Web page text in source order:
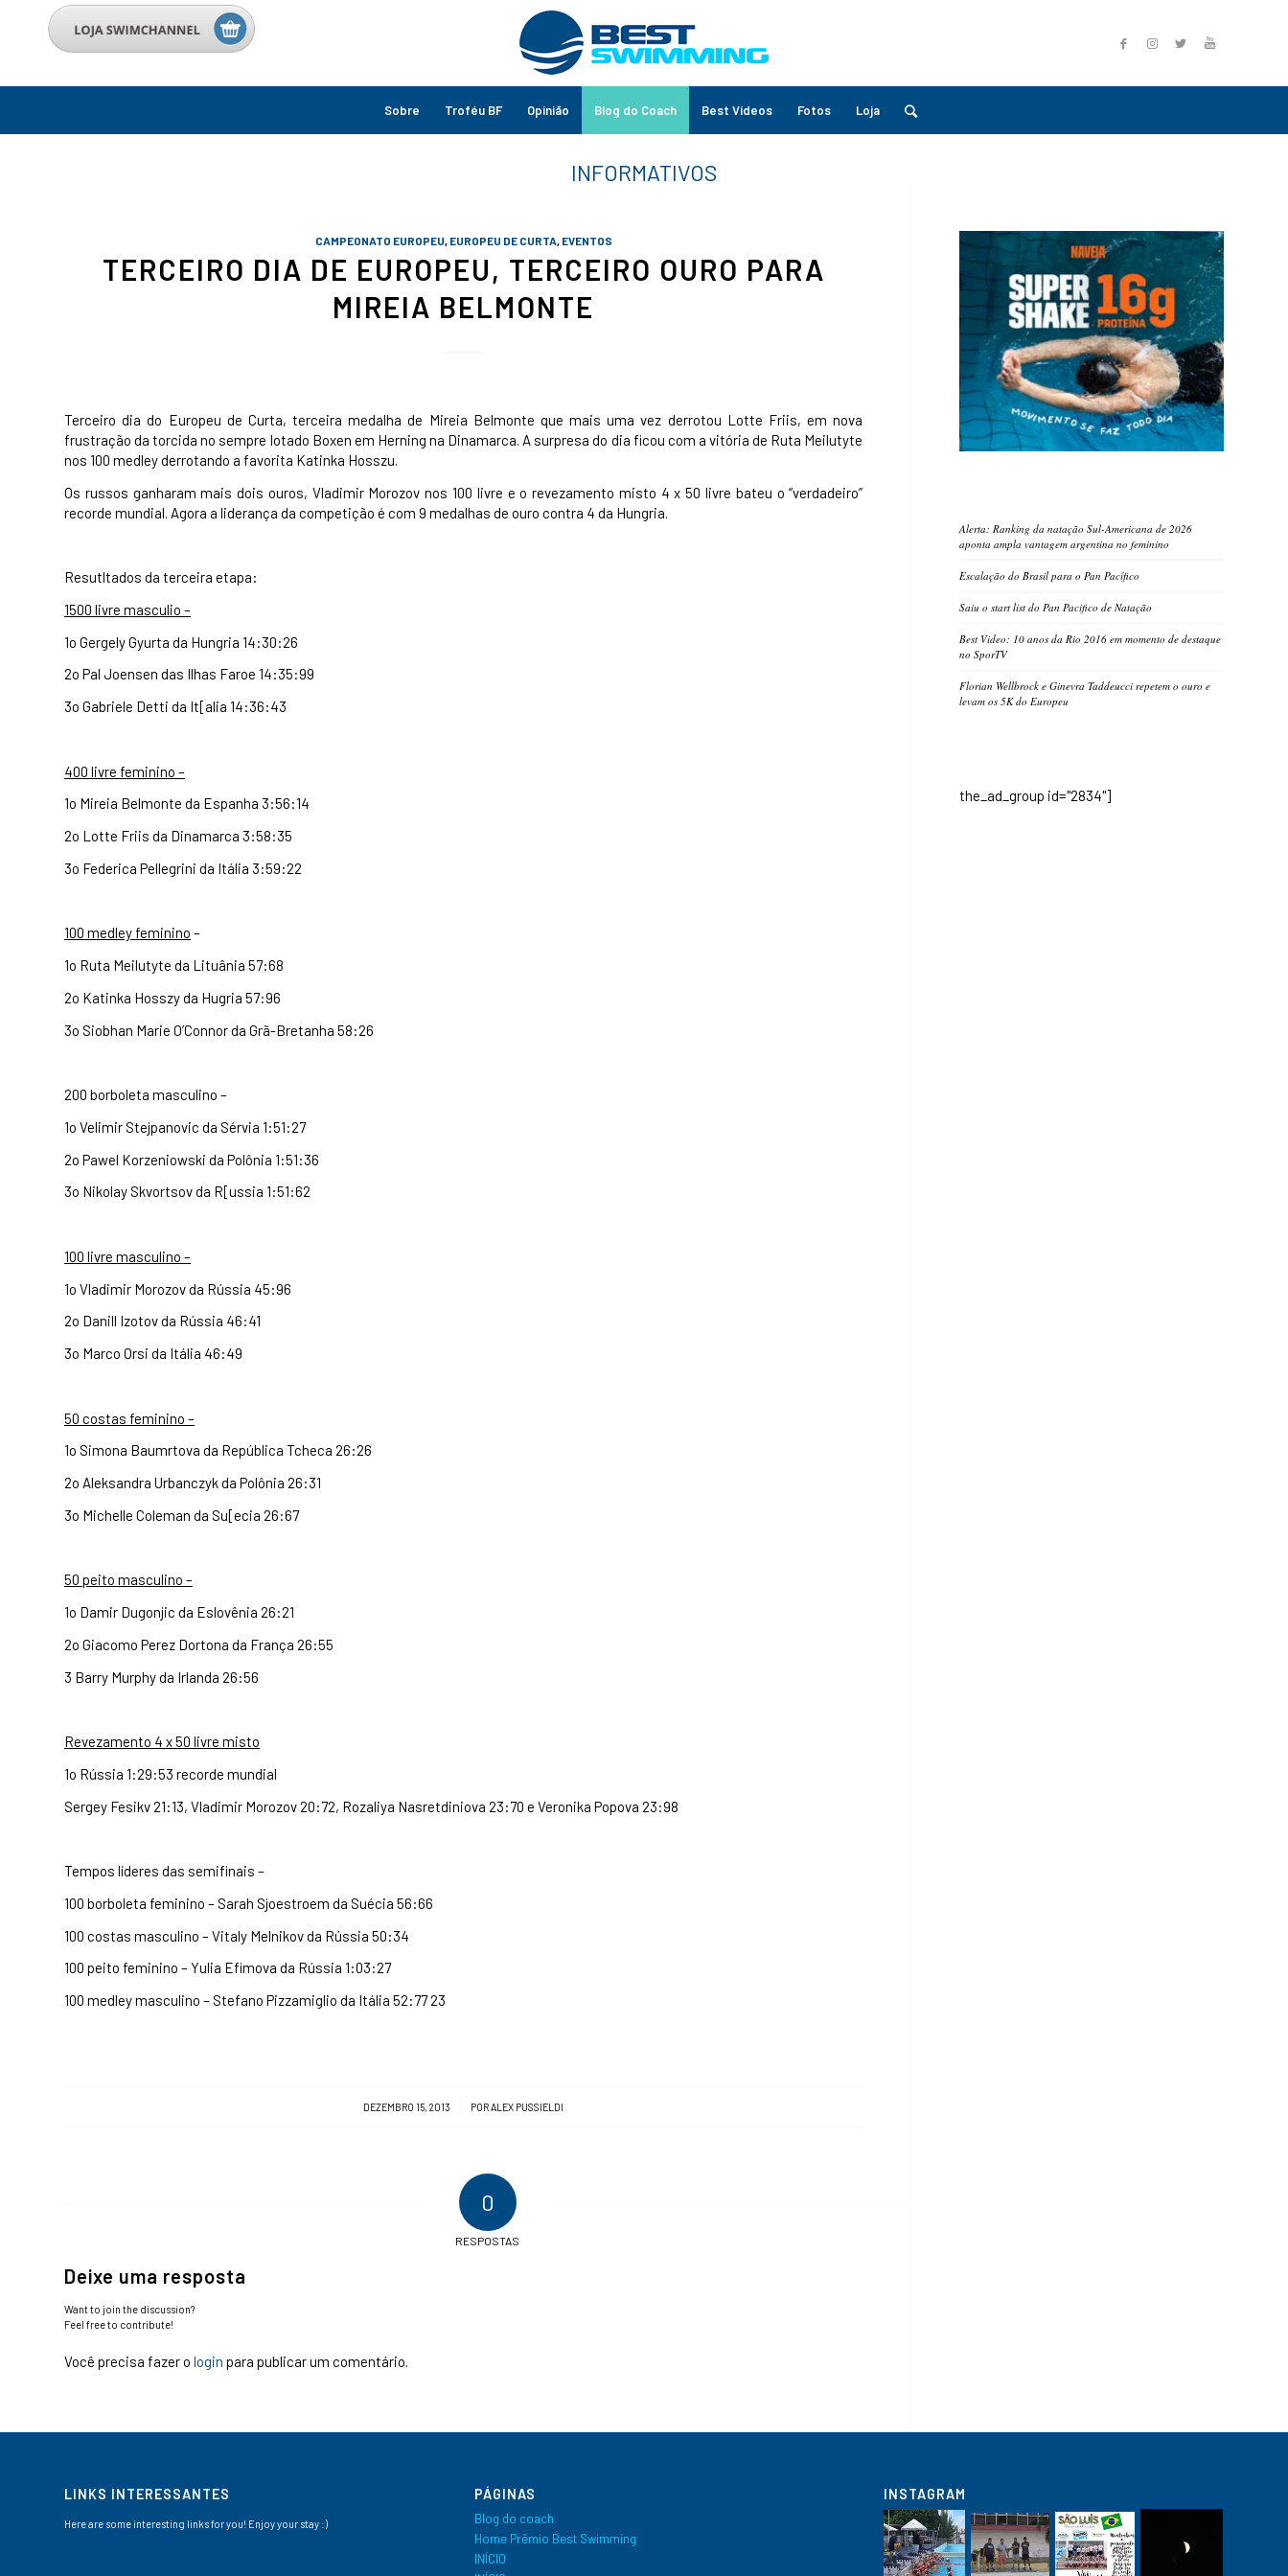
Sobre Troféu BF Opinião Blog do Coach Best Vídeos Fotos Loja
CAMPEONATO EUROPEU, EUROPEU DE CURTA, EVENTOS
TERCEIRO DIA DE EUROPEU, TERCEIRO OURO PARA
MIREIA BELMONTE
Terceiro dia do Europeu de Curta, terceira medalha de Mireia Belmonte que mais uma vez derrotou Lotte Friis, em nova
frustração da torcida no sempre lotado Boxen em Herning na Dinamarca. A surpresa do dia ficou com a vitória de Ruta Meilutyte
nos 100 medley derrotando a favorita Katinka Hosszu.
Os russos ganharam mais dois ouros, Vladimir Morozov nos 100 livre e o revezamento misto 4 x 50 livre bateu o “verdadeiro”
recorde mundial. Agora a liderança da competição é com 9 medalhas de ouro contra 4 da Hungria.
Resutltados da terceira etapa:
1500 livre masculio –
1o Gergely Gyurta da Hungria 14:30:26
2o Pal Joensen das Ilhas Faroe 14:35:99
3o Gabriele Detti da It[alia 14:36:43
400 livre feminino –
1o Mireia Belmonte da Espanha 3:56:14
2o Lotte Friis da Dinamarca 3:58:35
3o Federica Pellegrini da Itália 3:59:22
100 medley feminino –
1o Ruta Meilutyte da Lituânia 57:68
2o Katinka Hosszy da Hugria 57:96
3o Siobhan Marie O’Connor da Grã-Bretanha 58:26
200 borboleta masculino –
1o Velimir Stejpanovic da Sérvia 1:51:27
2o Pawel Korzeniowski da Polônia 1:51:36
3o Nikolay Skvortsov da R[ussia 1:51:62
100 livre masculino –
1o Vladimir Morozov da Rússia 45:96
2o Danill Izotov da Rússia 46:41
3o Marco Orsi da Itália 46:49
50 costas feminino –
1o Simona Baumrtova da República Tcheca 26:26
2o Aleksandra Urbanczyk da Polônia 26:31
3o Michelle Coleman da Su[ecia 26:67
50 peito masculino –
1o Damir Dugonjic da Eslovênia 26:21
2o Giacomo Perez Dortona da França 26:55
3 Barry Murphy da Irlanda 26:56
Revezamento 4 x 50 livre misto
1o Rússia 1:29:53 recorde mundial
Sergey Fesikv 21:13, Vladimir Morozov 20:72, Rozaliya Nasretdiniova 23:70 e Veronika Popova 23:98
Tempos líderes das semifinais –
100 borboleta feminino – Sarah Sjoestroem da Suécia 56:66
100 costas masculino – Vitaly Melnikov da Rússia 50:34
100 peito feminino – Yulia Efimova da Rússia 1:03:27
100 medley masculino – Stefano Pizzamiglio da Itália 52:77 23
DEZEMBRO 15, 2013
/ POR ALEX PUSSIELDI
0
RESPOSTAS
Deixe uma resposta
Want to join the discussion?
Feel free to contribute!
Você precisa fazer o login para publicar um comentário.
Alerta: Ranking da natação Sul-Americana de 2026
aponta ampla vantagem argentina no feminino
Escalação do Brasil para o Pan Pacífico
Saiu o start list do Pan Pacifico de Natação
Best Video: 10 anos da Rio 2016 em momento de destaque
no SporTV
Florian Wellbrock e Ginevra Taddeucci repetem o ouro e
levam os 5K do Europeu
the_ad_group id="2834"]
LINKS INTERESSANTES
Here are some interesting links for you! Enjoy your stay :)
PÁGINAS
Blog do coach
Home Prêmio Best Swimming
INÍCIO
INSTAGRAM